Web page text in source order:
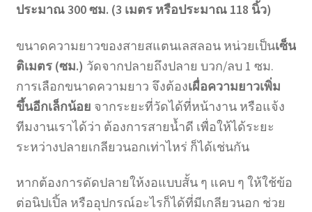
ประมาณ 300 ซม. (3 เมตร หรือประมาณ 118 นิ้ว)
ขนาดความยาวของสายสแตนเลสลอน หน่วยเป็นเซ็น
ติเมตร (ซม.) วัดจากปลายถึงปลาย บวก/ลบ 1 ซม.
การเลือกขนาดความยาว จึงต้องเผื่อความยาวเพิ่ม
ขึ้นอีกเล็กน้อย จากระยะที่วัดได้ที่หน้างาน หรือแจ้ง
ทีมงานเราได้ว่า ต้องการสายน้ำดี เพื่อให้ได้ระยะ
ระหว่างปลายเกลียวนอกเท่าไหร่ ก็ได้เช่นกัน
หากต้องการดัดปลายให้งอแบบสั้น ๆ แคบ ๆ ให้ใช้ข้อ
ต่อนิปเปิ้ล หรืออุปกรณ์อะไรก็ได้ที่มีเกลียวนอก ช่วย